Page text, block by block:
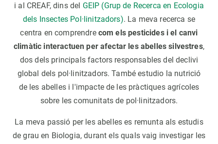
i al CREAF, dins del GEIP (Grup de Recerca en Ecologia
dels Insectes Pol·linitzadors). La meva recerca se
centra en comprendre com els pesticides i el canvi
climàtic interactuen per afectar les abelles silvestres,
dos dels principals factors responsables del declivi
global dels pol·linitzadors. També estudio la nutrició
de les abelles i l'impacte de les pràctiques agrícoles
sobre les comunitats de pol·linitzadors.
La meva passió per les abelles es remunta als estudis
de grau en Biologia, durant els quals vaig investigar les